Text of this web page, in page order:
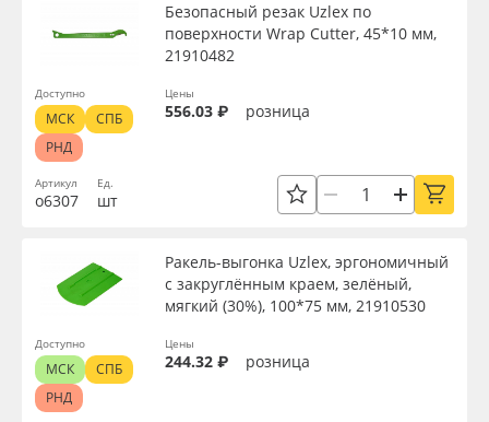
Артикул
о6307
Безопасный резак Uzlex по
поверхности Wrap Cutter, 45*10 мм,
21910482
Ед.
шт
Цены
556.03 ₽ розница
Доступно
МСК
СПБ
РНД
Ракель-выгонка Uzlex, эргономичный
с закруглённым краем, зелёный,
мягкий (30%), 100*75 мм, 21910530
Цены
244.32 ₽ розница
Доступно
МСК
СПБ
РНД